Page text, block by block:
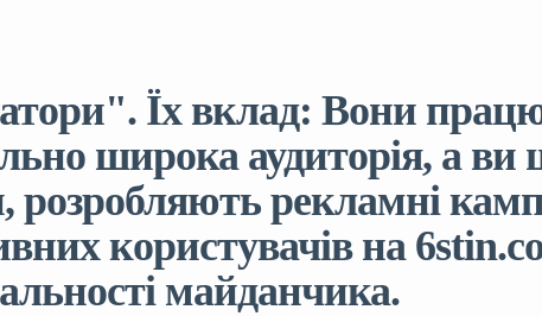
Їх вклад: Вони
широка аудиторія, а
рекламні
користувачів на
майданчика.